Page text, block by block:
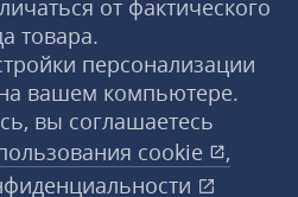
от фактического
товара.
персонализации
вашем компьютере.
вы соглашаетесь
cookie
,